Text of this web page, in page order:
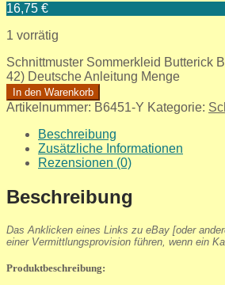
16,75 €
1 vorrätig
Schnittmuster Sommerkleid Butterick
42) Deutsche Anleitung Menge
In den Warenkorb
Artikelnummer: B6451-Y Kategorie:
Beschreibung
Zusätzliche Informationen
Rezensionen (0)
Beschreibung
Das Anklicken eines Links zu eBay [oder
einer Vermittlungsprovision führen, wenn ein
Produktbeschreibung: